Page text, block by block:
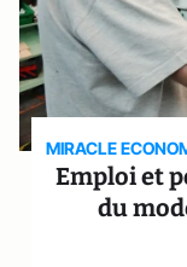
MIRACLE
Emploi et
du